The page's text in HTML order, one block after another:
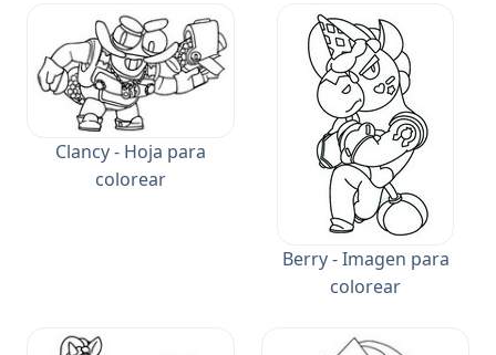
Clancy - Hoja para
colorear
Berry - Imagen para
colorear